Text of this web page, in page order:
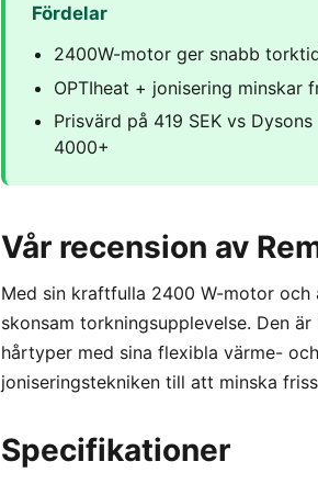
Fördelar
2400W-motor ger snabb
OPTIheat + jonisering minskar
Prisvärd på 419 SEK vs Dysons
4000+
Vår recension av
Med sin kraftfulla 2400 W-motor och
skonsam torkningsupplevelse. Den
hårtyper med sina flexibla värme-
joniseringstekniken till att minska
Specifikationer